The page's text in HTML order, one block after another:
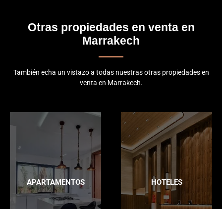
Otras propiedades en venta en
Marrakech
También echa un vistazo a todas nuestras otras propiedades en
venta en Marrakech.
APARTAMENTOS HOTELES